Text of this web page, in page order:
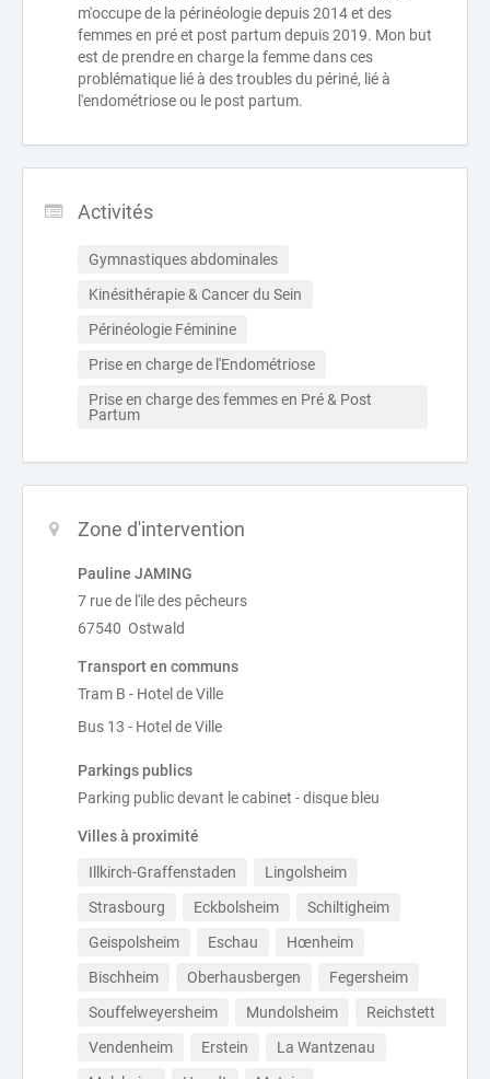
m'occupe de la périnéologie depuis 2014 et des
femmes en pré et post partum depuis 2019. Mon but
est de prendre en charge la femme dans ces
problématique lié à des troubles du périné, lié à
l'endométriose ou le post partum.
Activités
Gymnastiques abdominales
Kinésithérapie & Cancer du Sein
Périnéologie Féminine
Prise en charge de l'Endométriose
Prise en charge des femmes en Pré & Post
Partum
Zone d'intervention
Pauline JAMING
7 rue de l'ile des pêcheurs
67540 Ostwald
Transport en communs
Tram B - Hotel de Ville
Bus 13 - Hotel de Ville
Parkings publics
Parking public devant le cabinet - disque bleu
Villes à proximité
Illkirch-Graffenstaden
Lingolsheim
Strasbourg
Eckbolsheim
Schiltigheim
Geispolsheim
Eschau
Hœnheim
Bischheim
Oberhausbergen
Fegersheim
Souffelweyersheim
Mundolsheim
Reichstett
Vendenheim
Erstein
La Wantzenau